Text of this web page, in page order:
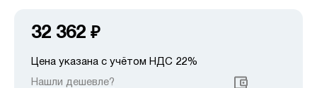
32 362 ₽
Цена указана с учётом НДС 22%
Нашли дешевле?